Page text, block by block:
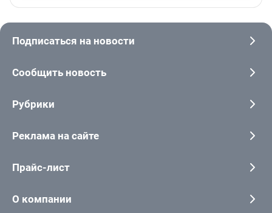
Подписаться на новости
Сообщить новость
Рубрики
Реклама на сайте
Прайс-лист
О компании